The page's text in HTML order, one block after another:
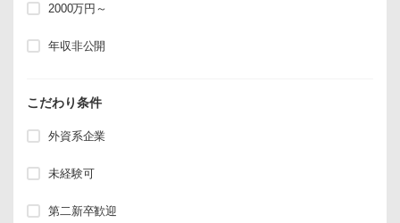
2000万円～
年収非公開
こだわり条件
外資系企業
未経験可
第二新卒歓迎